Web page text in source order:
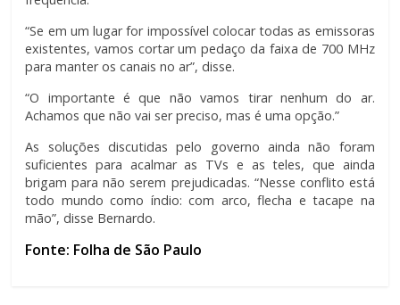
“Se em um lugar for impossível colocar todas as emissoras
existentes, vamos cortar um pedaço da faixa de 700 MHz
para manter os canais no ar”, disse.
“O importante é que não vamos tirar nenhum do ar.
Achamos que não vai ser preciso, mas é uma opção.”
As soluções discutidas pelo governo ainda não foram
suficientes para acalmar as TVs e as teles, que ainda
brigam para não serem prejudicadas. “Nesse conflito está
todo mundo como índio: com arco, flecha e tacape na
mão”, disse Bernardo.
Fonte: Folha de São Paulo